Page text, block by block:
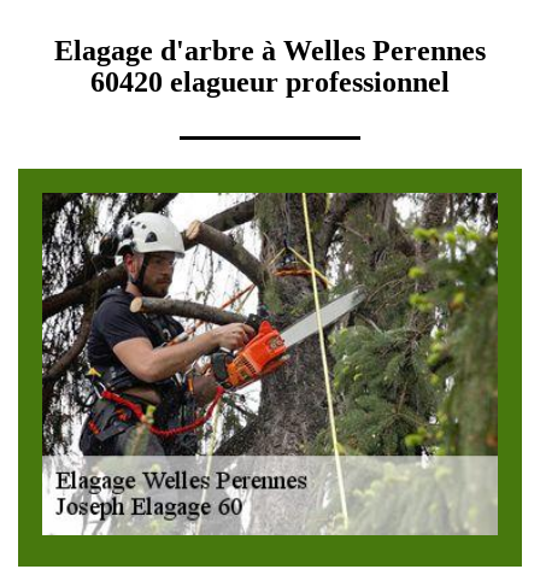
Elagage d'arbre à Welles Perennes
60420 elagueur professionnel